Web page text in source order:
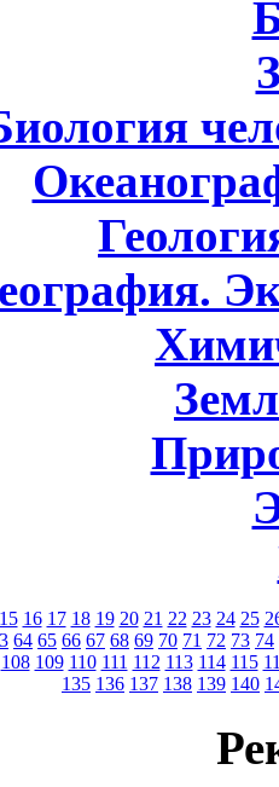
15 16 17 18 19 20 21 22 23 24 25
64 65 66 67 68 69 70 71 72 73 74
108 109 110 111 112 113 114 115
135 136 137 138 139 140